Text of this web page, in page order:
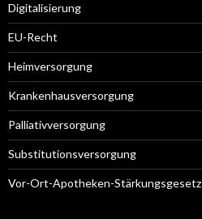
Digitalisierung
EU-Recht
Heimversorgung
Krankenhausversorgung
Palliativversorgung
Substitutionsversorgung
Vor-Ort-Apotheken-Stärkungsgesetz